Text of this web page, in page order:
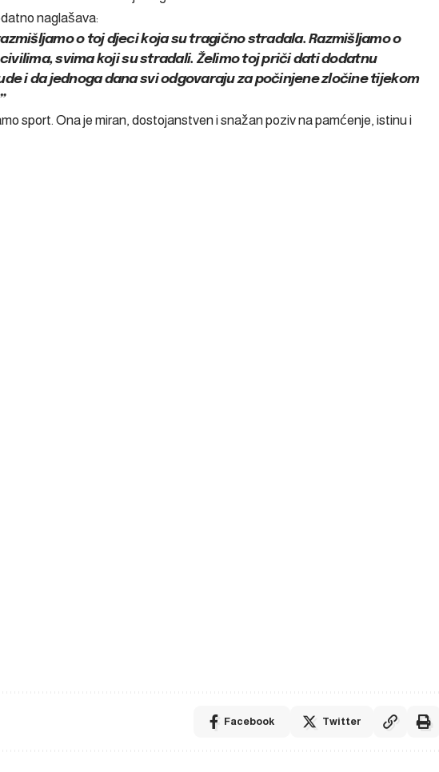
naglašava:
o toj djeci koja su tragično stradala. Razmišljamo o
svima koji su stradali. Želimo toj priči dati dodatnu
i da jednoga dana svi odgovaraju za počinjene zločine tijekom
sport. Ona je miran, dostojanstven i snažan poziv na pamćenje, istinu i
Facebook Twitter